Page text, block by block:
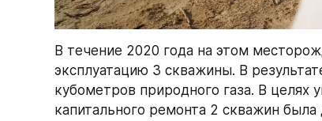
В течение 2020 года на этом
эксплуатацию 3 скважины. В
кубометров природного газа. В целях
капитального ремонта 2 скважин